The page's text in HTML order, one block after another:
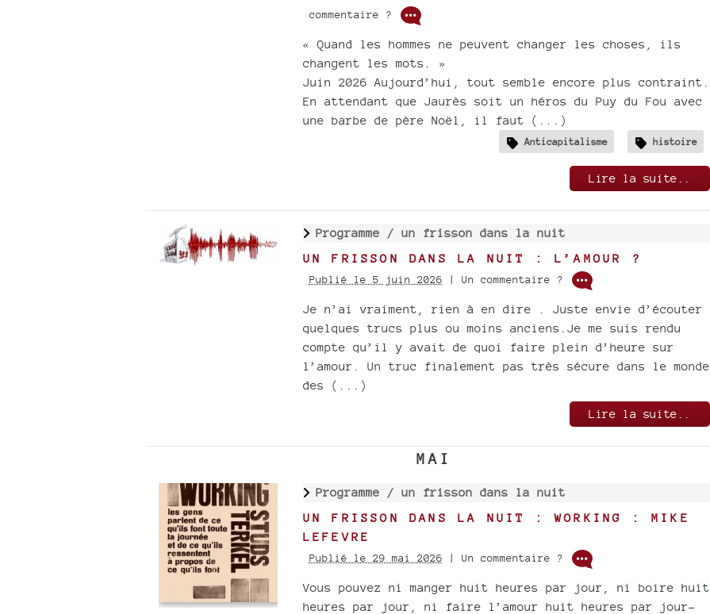
commentaire ?
« Quand les hommes ne peuvent changer les choses, ils
changent les mots. »
Juin 2026 Aujourd’hui, tout semble encore plus contraint.
En attendant que Jaurès soit un héros du Puy du Fou avec
une barbe de père Noël, il faut (...)
Anticapitalisme histoire
Lire la suite..
Programme / un frisson dans la nuit
UN FRISSON DANS LA NUIT : L’AMOUR ?
Publié le 5 juin 2026 | Un commentaire ?
Je n’ai vraiment, rien à en dire . Juste envie d’écouter
quelques trucs plus ou moins anciens.Je me suis rendu
compte qu’il y avait de quoi faire plein d’heure sur
l’amour. Un truc finalement pas très sécure dans le monde
des (...)
Lire la suite..
MAI
Programme / un frisson dans la nuit
UN FRISSON DANS LA NUIT : WORKING : MIKE
LEFEVRE
Publié le 29 mai 2026 | Un commentaire ?
Vous pouvez ni manger huit heures par jour, ni boire huit
heures par jour, ni faire l’amour huit heures par jour-